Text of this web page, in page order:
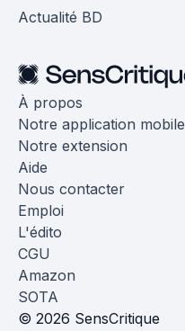
Actualité BD
À propos
Notre application mobile
Notre extension
Aide
Nous contacter
Emploi
L'édito
CGU
Amazon
SOTA
© 2026 SensCritique